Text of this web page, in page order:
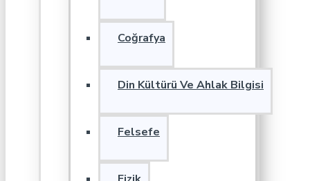
Coğrafya
Din Kültürü Ve Ahlak Bilgisi
Felsefe